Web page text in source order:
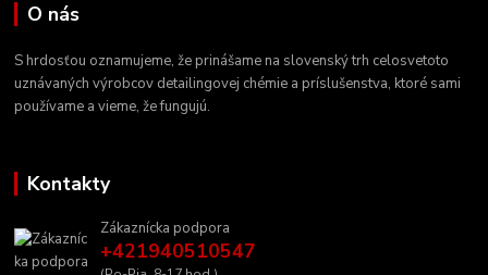
O nás
S hrdosťou oznamujeme, že prinášame na slovenský trh celosvetoto
uznávaných výrobcov detailingovej chémie a príslušenstva, ktoré sami
používame a vieme, že fungujú.
Kontakty
Zákaznícka podpora
+421940510547